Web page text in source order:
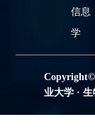
信息
学
业大学 ·